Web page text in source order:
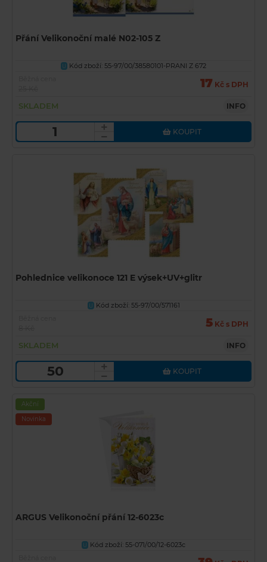
Přání Velikonoční malé N02-105 Z
U
Kód zboží: 55-97/00/38580101-PRANI Z 672
17 Kč s DPH
SKLADEM INFO
KOUPIT
Pohlednice velikonoce 121 E výsek+UV+glitr
U Kód zboží: 55-97/00/571161
5 Kč s DPH
SKLADEM INFO
KOUPIT
Akční
Novinka
ARGUS Velikonoční přání 12-6023c
U
Kód zboží: 55-071/00/12-6023c